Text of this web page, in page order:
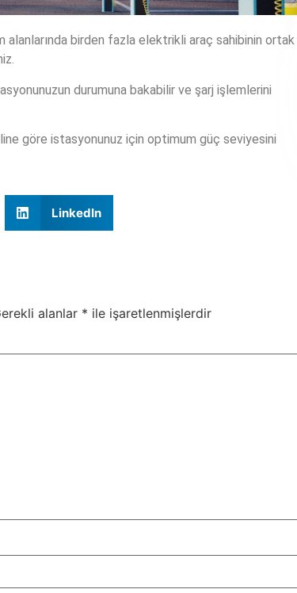
birden fazla elektrikli araç sahibinin ortak
durumuna bakabilir ve şarj işlemlerini
göre istasyonunuz için optimum güç seviyesini
LinkedIn
alanlar * ile işaretlenmişlerdir